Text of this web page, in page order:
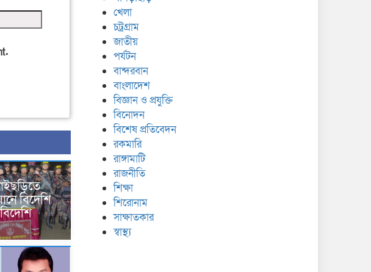
বিদেশি
খেলা
চট্রগ্রাম
জাতীয়
পর্যটন
বান্দরবান
বাংলাদেশ
বিজ্ঞান ও প্রযুক্তি
বিনোদন
বিশেষ প্রতিবেদন
রকমারি
রাঙ্গামাটি
রাজনীতি
শিক্ষা
শিরোনাম
সাক্ষাতকার
স্বাস্থ্য